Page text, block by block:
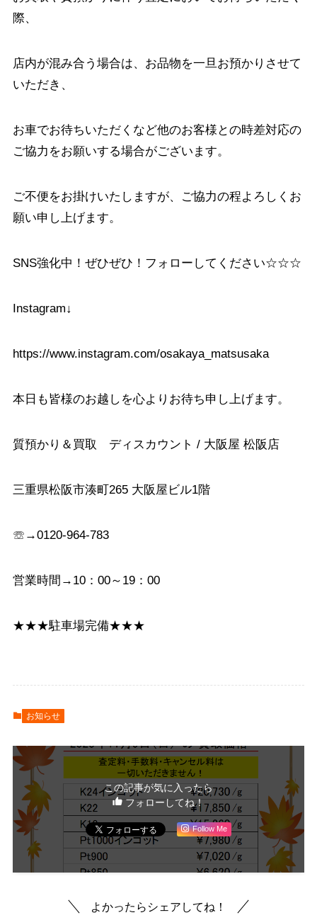
際、
店内が混み合う場合は、お品物を一旦お預かりさせて
いただき、
お車でお待ちいただくなど他のお客様との時差対応の
ご協力をお願いする場合がございます。
ご不便をお掛けいたしますが、ご協力の程よろしくお
願い申し上げます。
SNS強化中！ぜひぜひ！フォローしてください☆☆☆
Instagram↓
https://www.instagram.com/osakaya_matsusaka
本日も皆様のお越しを心よりお待ち申し上げます。
質預かり＆買取 ディスカウント / 大阪屋 松阪店
三重県松阪市湊町265 大阪屋ビル1階
☏→0120-964-783
営業時間→10：00～19：00
★★★駐車場完備★★★
お知らせ
この記事が気に入ったら
フォローしてね！
Follow Me
よかったらシェアしてね！